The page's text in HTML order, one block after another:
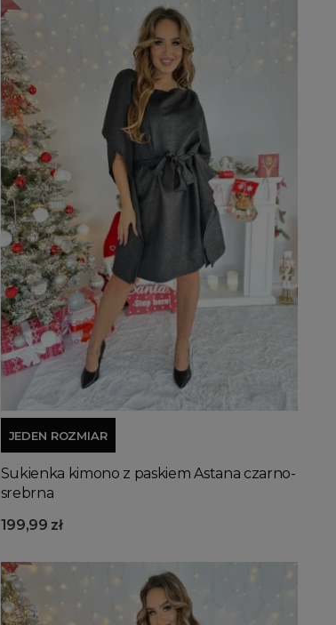
Dodaj do koszyka
JEDEN ROZMIAR
Sukienka kimono z paskiem Astana czarno-
srebrna
199,99 zł